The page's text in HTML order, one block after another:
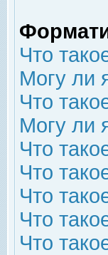
Что
Могу ли
Что
Могу ли
Что
Что
Что
Что
Что